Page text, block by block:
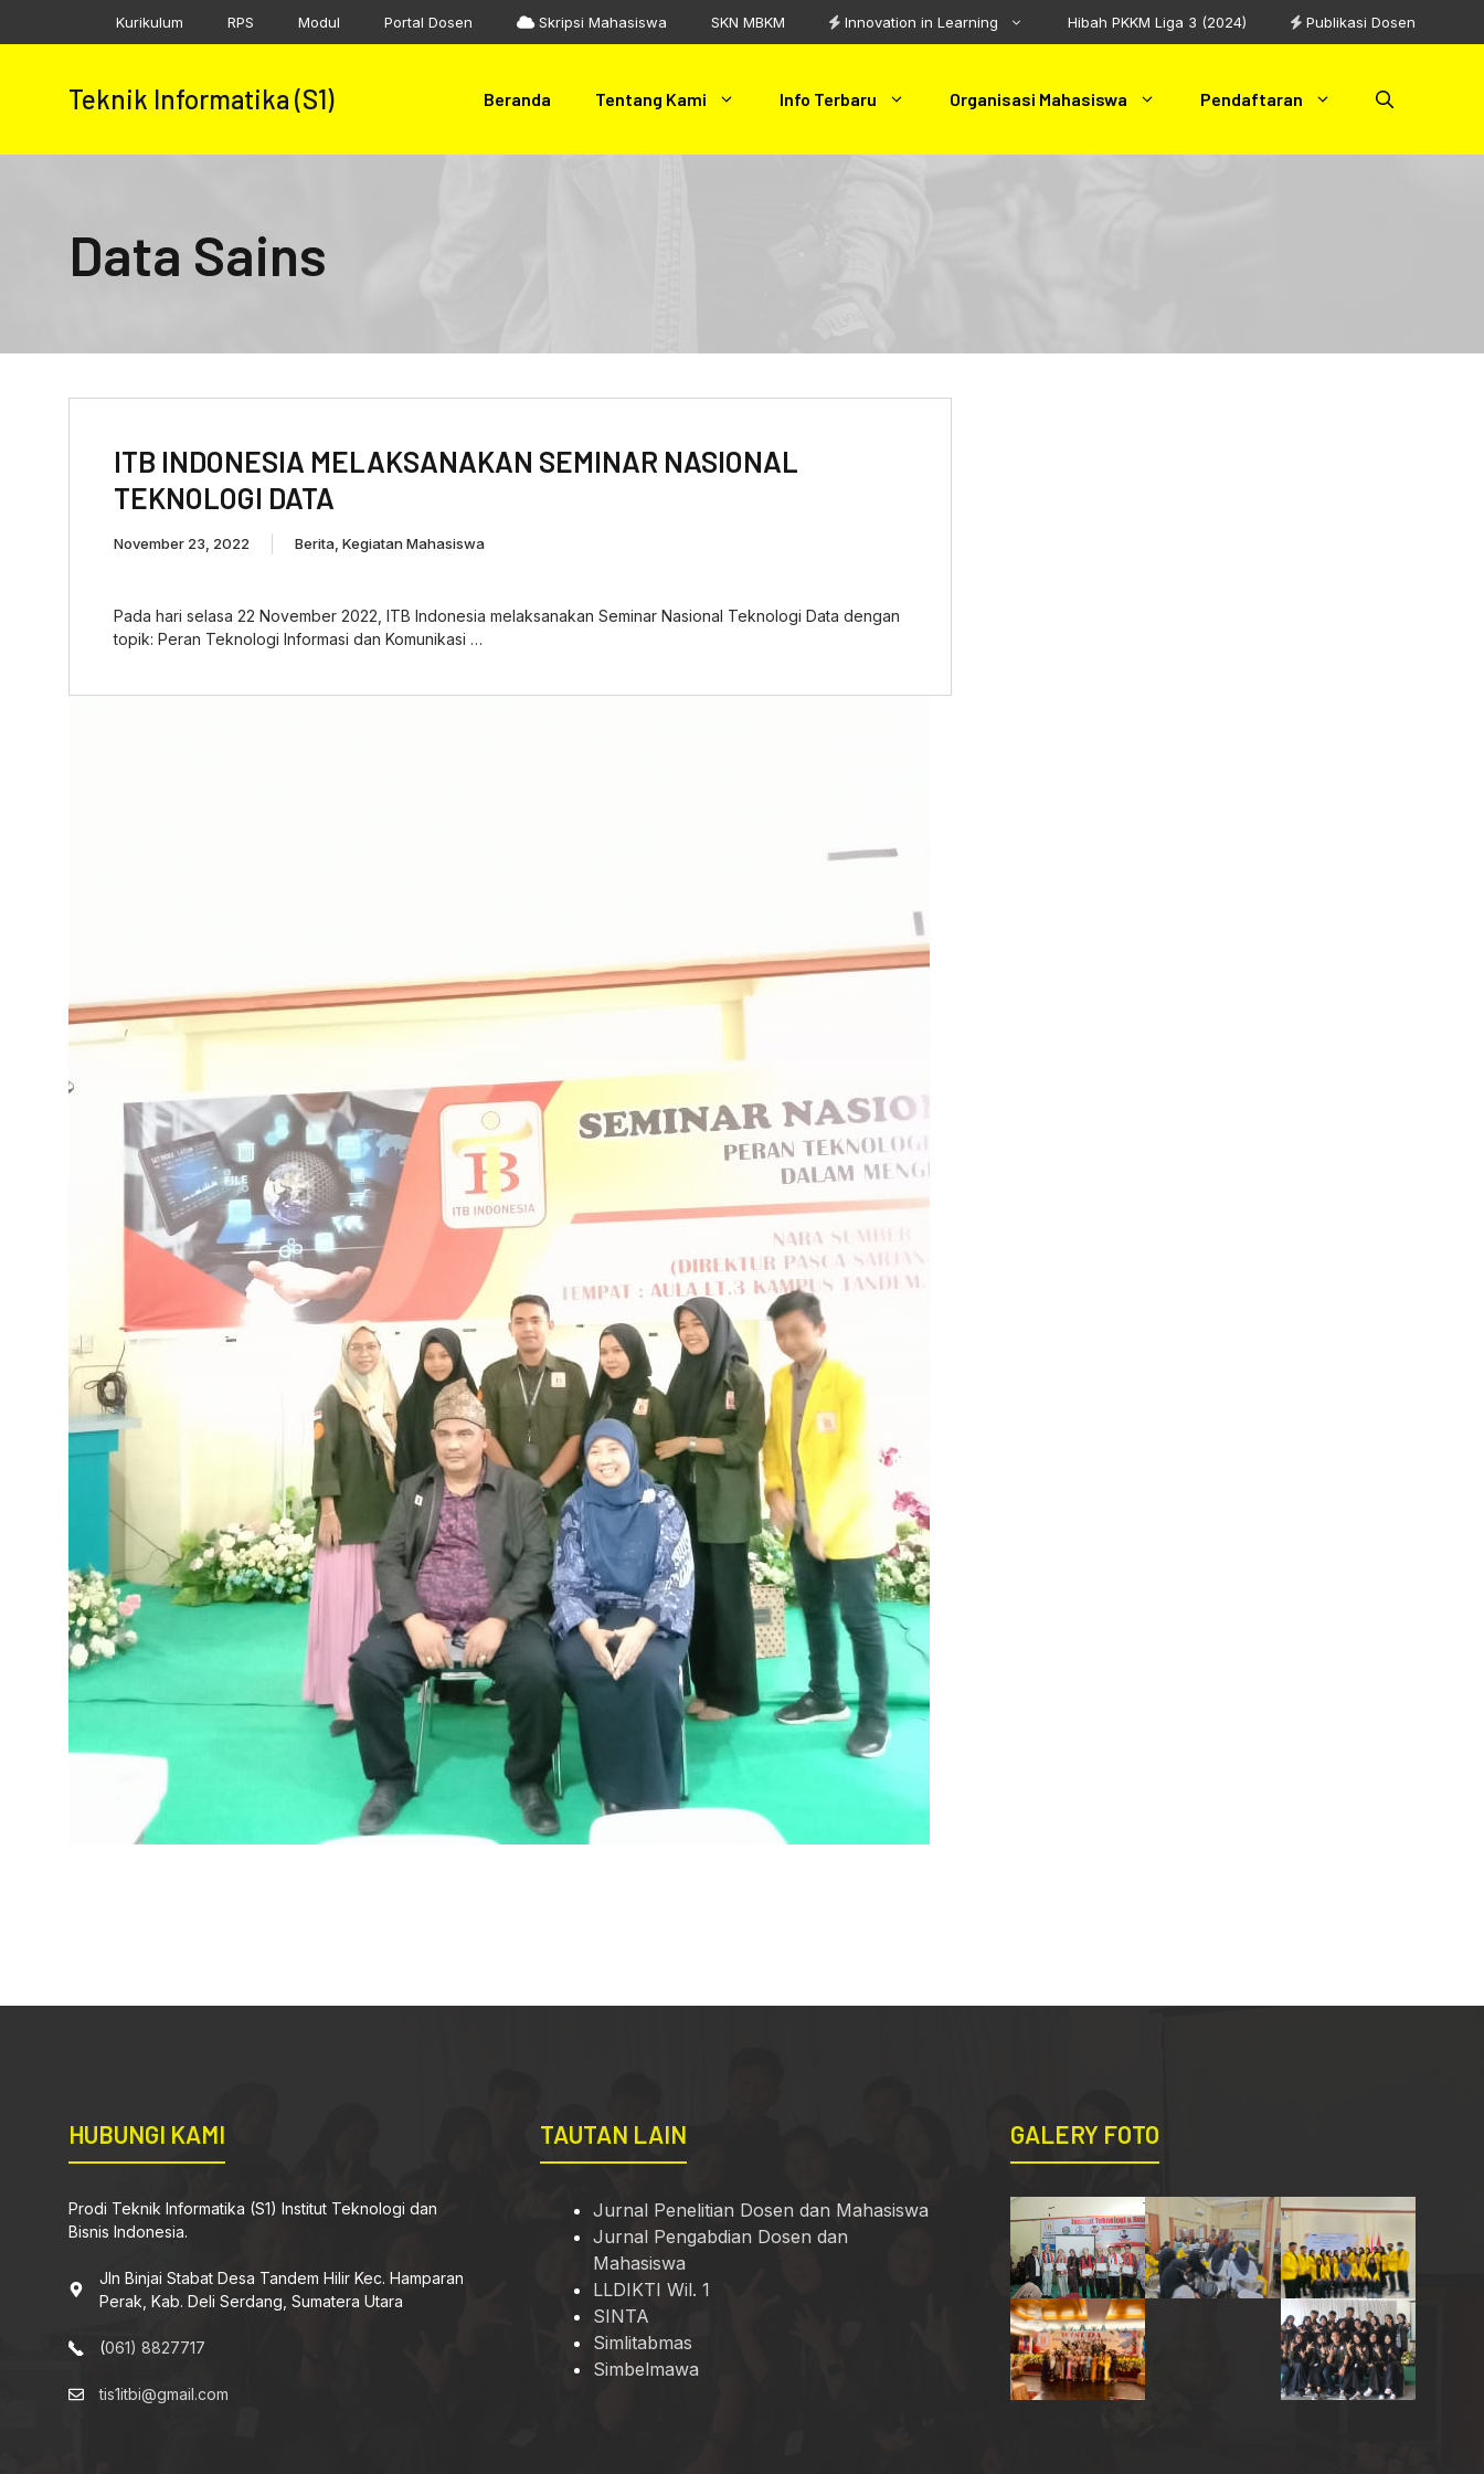
to
Kurikulum RPS Modul Portal Dosen Skripsi Mahasiswa SKN MBKM Innovation in Learning Hibah PKKM Liga 3 (2024) Publikasi Dosen
Teknik Informatika (S1) Beranda Tentang Kami Info Terbaru Organisasi Mahasiswa Pendaftaran
Data Sains
ITB INDONESIA MELAKSANAKAN SEMINAR NASIONAL
TEKNOLOGI DATA
November 23, 2022 Berita Kegiatan Mahasiswa
Pada hari selasa 22 November 2022, ITB Indonesia melaksanakan Seminar Nasional Teknologi Data dengan
topik: Peran Teknologi Informasi dan Komunikasi …
HUBUNGI KAMI
Prodi Teknik Informatika (S1) Institut Teknologi dan
Bisnis Indonesia.
Jln Binjai Stabat Desa Tandem Hilir Kec. Hamparan
Perak, Kab. Deli Serdang, Sumatera Utara
(061) 8827717
tis1itbi@gmail.com
TAUTAN LAIN
Jurnal Penelitian Dosen dan Mahasiswa
Jurnal Pengabdian Dosen dan
Mahasiswa
LLDIKTI Wil. 1
SINTA
Simlitabmas
Simbelmawa
GALERY FOTO